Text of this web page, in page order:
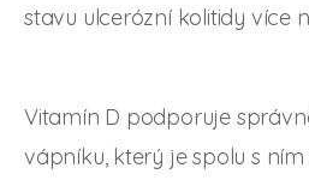
stavu ulcerózní kolitidy více
Vitamín D podporuje
vápníku, který je spolu s